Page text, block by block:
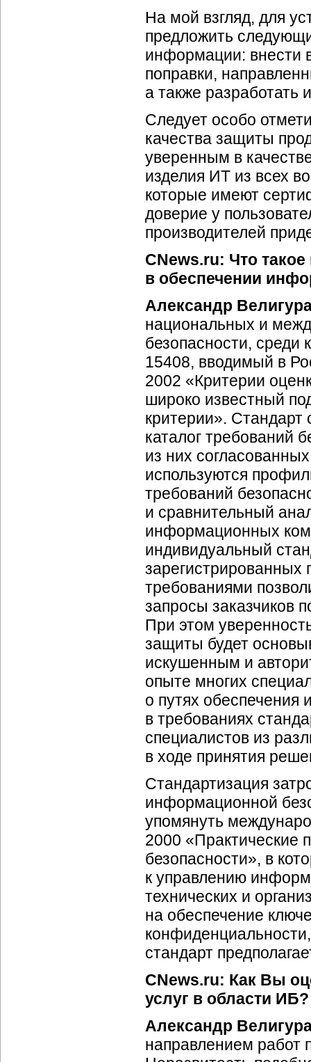
На мой взгляд, для
предложить
информации: внести
поправки,
а также разработать
Следует особо
качества защиты
уверенным в
изделия ИТ из всех
которые имеют
доверие у
производителей
CNews.ru: Что
в обеспечении
Александр
национальных и
безопасности, среди
15408, вводимый в
2002 «Критерии
широко известный
критерии».
каталог требований
из них
используются
требований
и сравнительный
информационных
индивидуальный
зарегистрированных
требованиями
запросы заказчиков
При этом
защиты будет
искушенным и
опыте многих
о путях
в требованиях
специалистов из
в ходе принятия
Стандартизация
информационной
упомянуть
2000 «Практические
безопасности», в
к управлению
технических и
на обеспечение
стандарт
CNews.ru: Как Вы
услуг в области ИБ?
Александр
направлением